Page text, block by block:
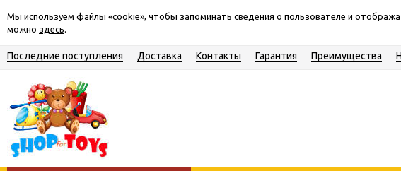
Мы используем файлы «cookie», чтобы запоминать сведения о пользователе и
можно здесь.
Последние поступления Доставка Контакты Гарантия Преимущества